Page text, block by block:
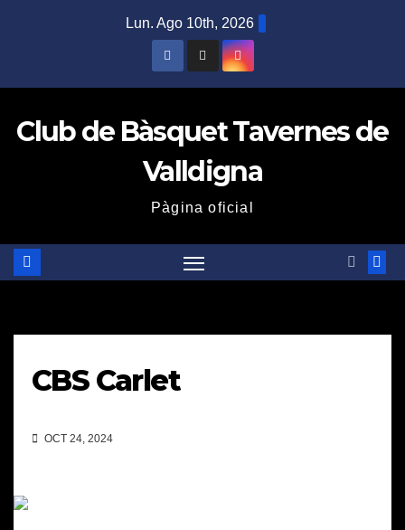
Lun. Ago 10th, 2026
Club de Bàsquet Tavernes de
Valldigna
Pàgina oficial
CBS Carlet
OCT 24, 2024